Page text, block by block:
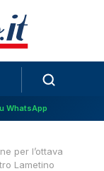
WhatsApp
per l’ottava
Lametino